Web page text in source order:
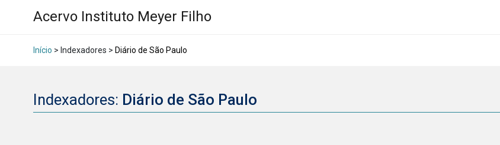
Acervo Instituto Meyer Filho
Início > Indexadores > Diário de São Paulo
Indexadores: Diário de São Paulo